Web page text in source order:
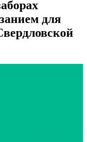
для